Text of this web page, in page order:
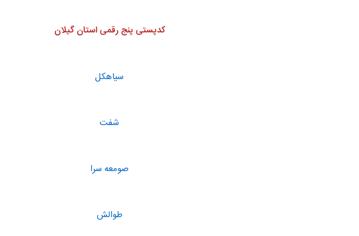
کدپستی پنج رقمی استان گیلان
سیاهكل
شفت
صومعه سرا
طوالش